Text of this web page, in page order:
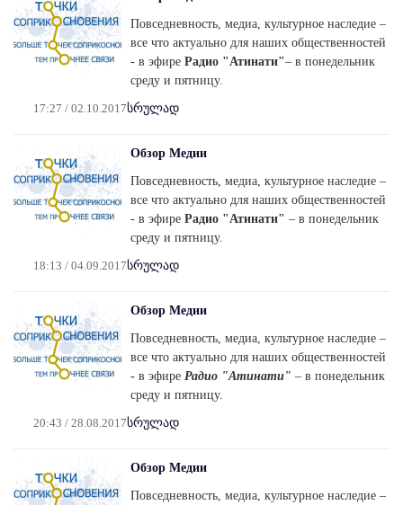
Повседневность, медиа, культурное наследие –
все что актуально для наших общественностей
- в эфире Радио "Атинати"– в понедельник
среду и пятницу.
17:27 / 02.10.2017სრულად
Обзор Медии
Повседневность, медиа, культурное наследие –
все что актуально для наших общественностей
- в эфире Радио "Атинати" – в понедельник
среду и пятницу.
18:13 / 04.09.2017სრულად
Обзор Медии
Повседневность, медиа, культурное наследие –
все что актуально для наших общественностей
- в эфире Радио "Атинати" – в понедельник
среду и пятницу.
20:43 / 28.08.2017სრულად
Обзор Медии
Повседневность, медиа, культурное наследие –